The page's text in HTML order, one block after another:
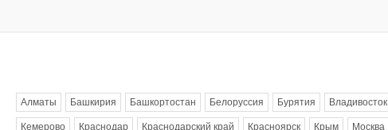
Алматы Башкирия Башкортостан Белоруссия Бурятия Владивосток
Кемерово Краснодар Краснодарский край Красноярск Крым Москва